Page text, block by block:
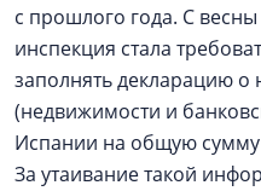
с прошлого года. С весны
инспекция стала
заполнять декларацию о
(недвижимости и
Испании на общую сумму
За утаивание такой